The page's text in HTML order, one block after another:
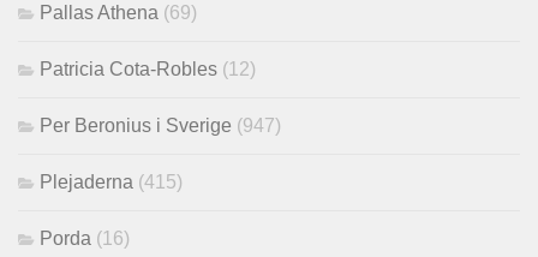
Pallas Athena (69)
Patricia Cota-Robles (12)
Per Beronius i Sverige (947)
Plejaderna (415)
Porda (16)